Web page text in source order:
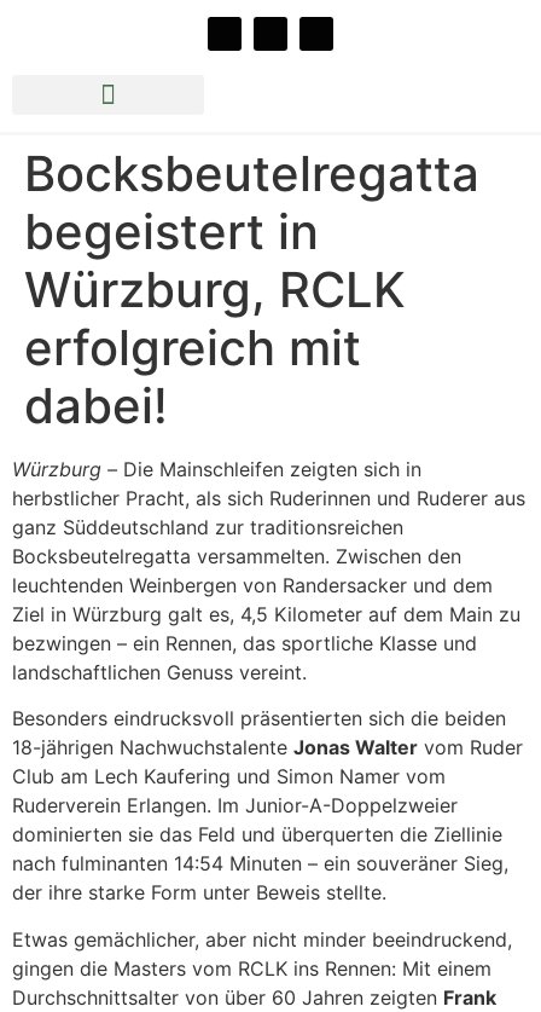
Bocksbeutelregatta
begeistert in
Würzburg, RCLK
erfolgreich mit
dabei!
Würzburg – Die Mainschleifen zeigten sich in
herbstlicher Pracht, als sich Ruderinnen und Ruderer aus
ganz Süddeutschland zur traditionsreichen
Bocksbeutelregatta versammelten. Zwischen den
leuchtenden Weinbergen von Randersacker und dem
Ziel in Würzburg galt es, 4,5 Kilometer auf dem Main zu
bezwingen – ein Rennen, das sportliche Klasse und
landschaftlichen Genuss vereint.
Besonders eindrucksvoll präsentierten sich die beiden
18-jährigen Nachwuchstalente Jonas Walter vom Ruder
Club am Lech Kaufering und Simon Namer vom
Ruderverein Erlangen. Im Junior-A-Doppelzweier
dominierten sie das Feld und überquerten die Ziellinie
nach fulminanten 14:54 Minuten – ein souveräner Sieg,
der ihre starke Form unter Beweis stellte.
Etwas gemächlicher, aber nicht minder beeindruckend,
gingen die Masters vom RCLK ins Rennen: Mit einem
Durchschnittsalter von über 60 Jahren zeigten Frank